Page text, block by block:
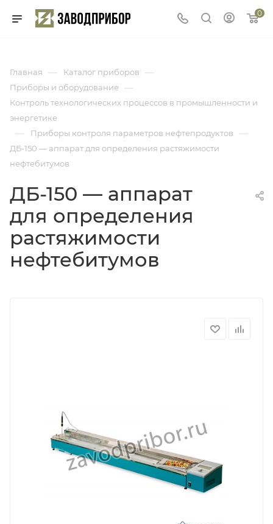
0
Главная — Каталог приборов —
Приборы и оборудование —
Контроль технологических процессов в промышленности и
энергетике
— Приборы контроля параметров нефтепродуктов —
ДБ-150 — аппарат для определения растяжимости
нефтебитумов
ДБ-150 — аппарат
для определения
растяжимости
нефтебитумов